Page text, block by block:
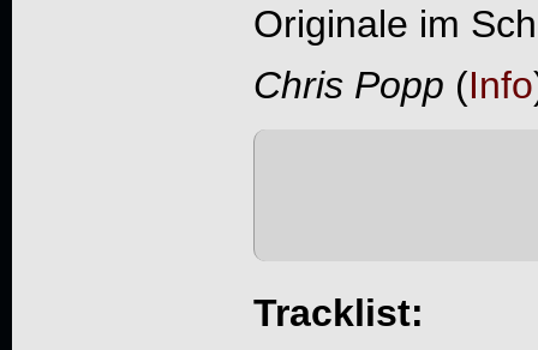
Originale im
Chris Popp (Info
Tracklist: